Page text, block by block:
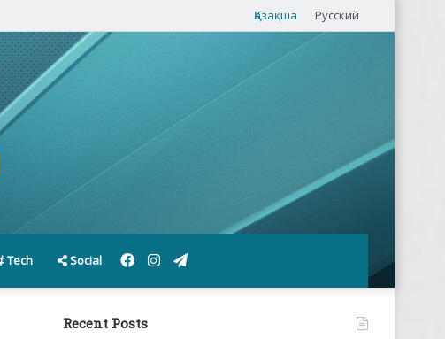
Қазақша Русский
Tech Social Telegram
Instagram
Facebook
Recent Posts